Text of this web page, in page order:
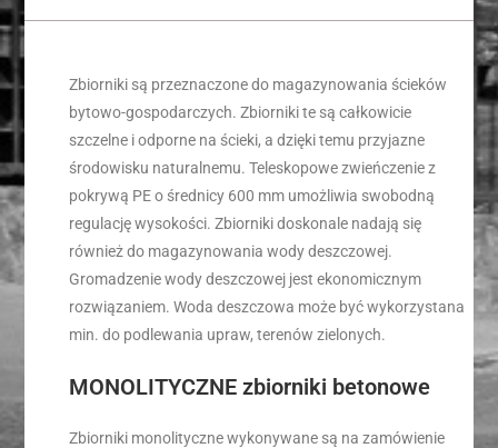
Zbiorniki są przeznaczone do magazynowania ścieków
bytowo-gospodarczych. Zbiorniki te są całkowicie
szczelne i odporne na ścieki, a dzięki temu przyjazne
środowisku naturalnemu. Teleskopowe zwieńczenie z
pokrywą PE o średnicy 600 mm umożliwia swobodną
regulację wysokości. Zbiorniki doskonale nadają się
również do magazynowania wody deszczowej.
Gromadzenie wody deszczowej jest ekonomicznym
rozwiązaniem. Woda deszczowa może być wykorzystana
min. do podlewania upraw, terenów zielonych.
MONOLITYCZNE zbiorniki betonowe
Zbiorniki monolityczne wykonywane są na zamówienie